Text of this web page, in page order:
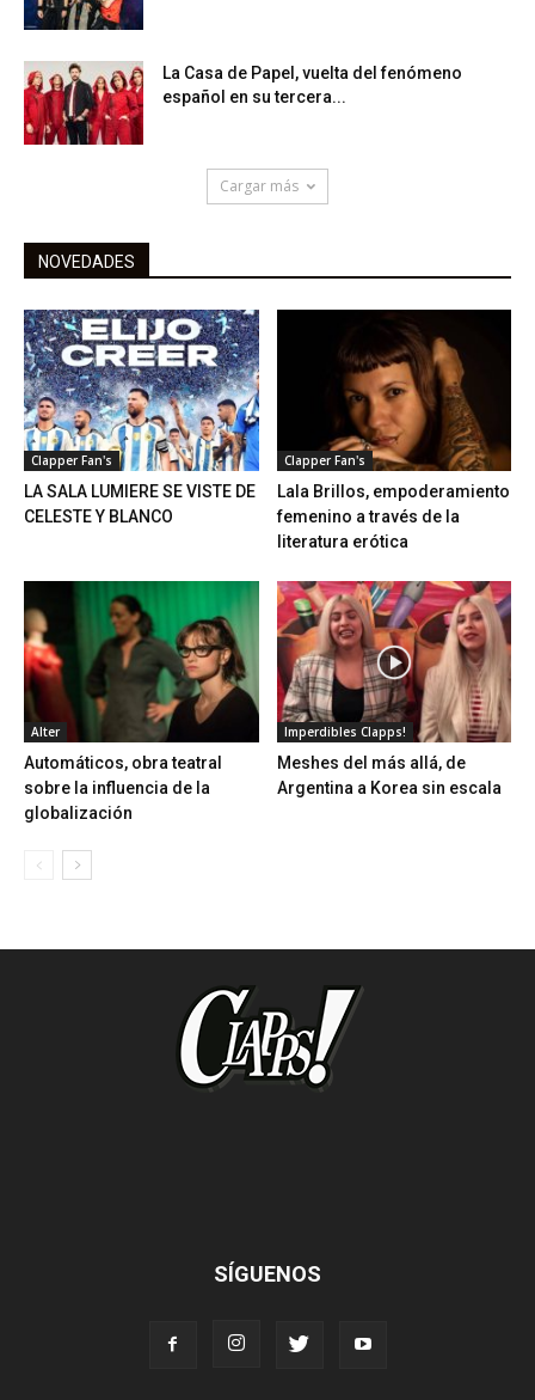
La Casa de Papel, vuelta del fenómeno
español en su tercera...
Cargar más
NOVEDADES
Clapper Fan's
LA SALA LUMIERE SE VISTE DE
CELESTE Y BLANCO
Clapper Fan's
Lala Brillos, empoderamiento
femenino a través de la
literatura erótica
Alter
Automáticos, obra teatral
sobre la influencia de la
globalización
Imperdibles Clapps!
Meshes del más allá, de
Argentina a Korea sin escala
SÍGUENOS